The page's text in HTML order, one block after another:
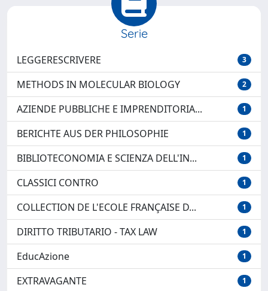
Serie
LEGGERESCRIVERE 3
METHODS IN MOLECULAR BIOLOGY 2
AZIENDE PUBBLICHE E IMPRENDITORIA... 1
BERICHTE AUS DER PHILOSOPHIE 1
BIBLIOTECONOMIA E SCIENZA DELL'IN... 1
CLASSICI CONTRO 1
COLLECTION DE L'ECOLE FRANÇAISE D... 1
DIRITTO TRIBUTARIO - TAX LAW 1
EducAzione 1
EXTRAVAGANTE 1